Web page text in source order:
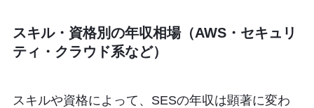
スキル・資格別の年収相場（AWS・セキュリ
ティ・クラウド系など）
スキルや資格によって、SESの年収は顕著に変わ